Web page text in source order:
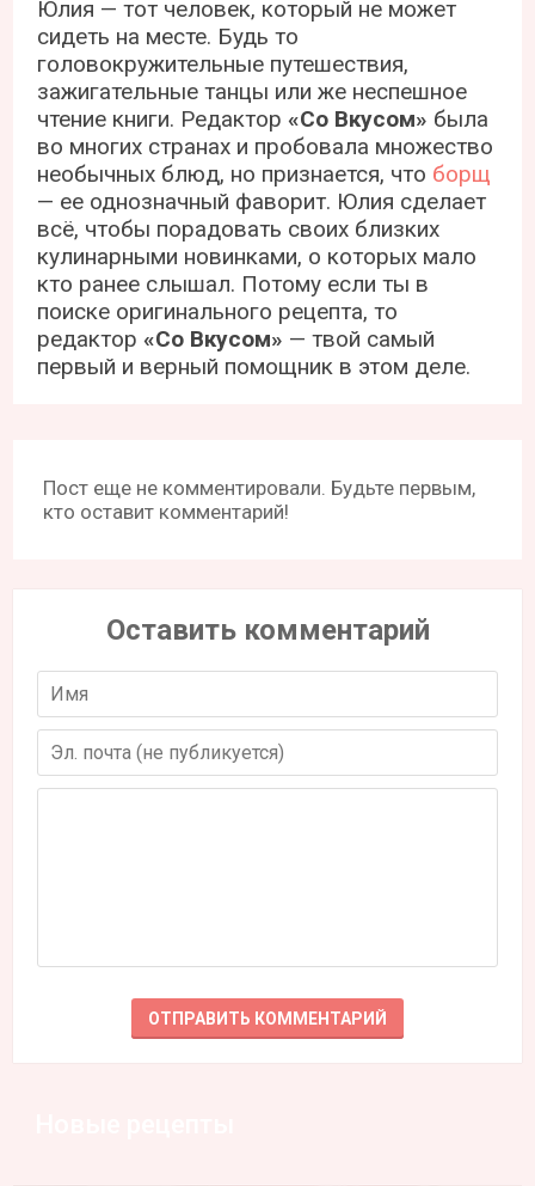
Юлия — тот человек, который не может
сидеть на месте. Будь то
головокружительные путешествия,
зажигательные танцы или же неспешное
чтение книги. Редактор«Со Вкусом» была
во многих странах и пробовала множество
необычных блюд, но признается, что борщ
— ее однозначный фаворит. Юлия сделает
всё, чтобы порадовать своих близких
кулинарными новинками, о которых мало
кто ранее слышал. Потому если ты в
поиске оригинального рецепта, то
редактор«Со Вкусом» — твой самый
первый и верный помощник в этом деле.
Пост еще не комментировали. Будьте первым,
кто оставит комментарий!
Оставить комментарий